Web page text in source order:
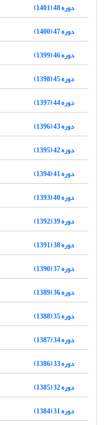
دوره 48 (1401)
دوره 47 (1400)
دوره 46 (1399)
دوره 45 (1398)
دوره 44 (1397)
دوره 43 (1396)
دوره 42 (1395)
دوره 41 (1394)
دوره 40 (1393)
دوره 39 (1392)
دوره 38 (1391)
دوره 37 (1390)
دوره 36 (1389)
دوره 35 (1388)
دوره 34 (1387)
دوره 33 (1386)
دوره 32 (1385)
دوره 31 (1384)